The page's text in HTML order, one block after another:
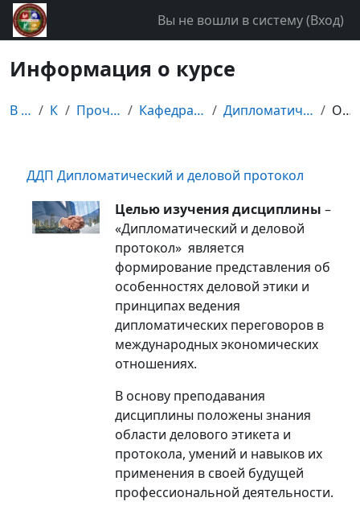
Перейти к основному содержанию
Вы не вошли в систему (Вход)
Информация о курсе
В начало Курсы Прочие дисциплины Кафедра мировой экономики Дипломатический и деловой протокол Описание
ДДП Дипломатический и деловой протокол
Целью изучениядисциплины –
«Дипломатический и деловой
протокол» является
формирование представления об
особенностях деловой этики и
принципах ведения
дипломатических переговоров в
международных экономических
отношениях.
В основу преподавания
дисциплины положены знания
области делового этикета и
протокола, умений и навыков их
применения в своей будущей
профессиональной деятельности.